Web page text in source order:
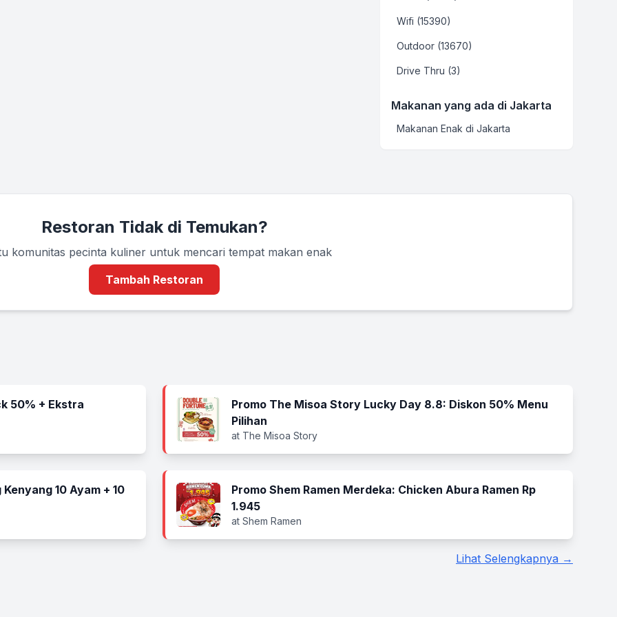
Wifi (15390)
Outdoor (13670)
Drive Thru (3)
Makanan yang ada di Jakarta
Makanan Enak di Jakarta
Restoran Tidak di Temukan?
komunitas pecinta kuliner untuk mencari tempat makan enak
Tambah Restoran
50% + Ekstra
Promo The Misoa Story Lucky Day 8.8: Diskon 50% Menu
Pilihan
at The Misoa Story
10 Ayam + 10
Promo Shem Ramen Merdeka: Chicken Abura Ramen Rp
1.945
at Shem Ramen
Lihat Selengkapnya →